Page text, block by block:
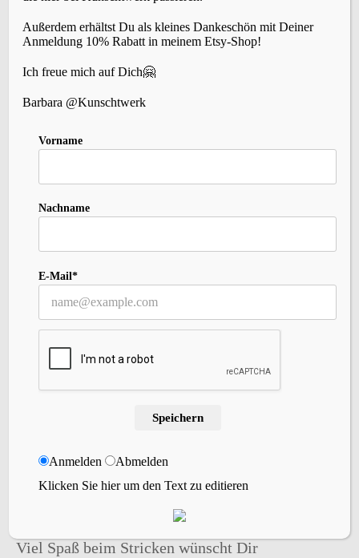
Die Strickanleitung in Kunschtwerks Etsy-
Shop
Hier gehts zurAnleitung
Die Strickanleitung in Kunschtwerks
Ravelry-Shop
Hier bekommst Du dieStrickanleitung als
digitalen Download
direkt:buy now
Viel Spaß beim Stricken wünscht Dir
Außerdem erhältst Du als kleines Dankeschön mit Deiner
Anmeldung 10% Rabatt in meinem Etsy-Shop!
Ich freue mich auf Dich🤗
Barbara @Kunschtwerk
Vorname
Nachname
E-Mail*
Speichern
Anmelden
Abmelden
Klicken Sie hier um den Text zu editieren